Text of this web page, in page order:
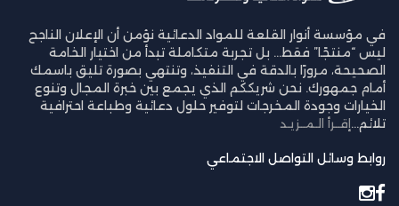
في مؤسسة أنوار القلعة للمواد الدعائية نؤمن أن الإعلان الناجح
ليس “منتجًا” فقط… بل تجربة متكاملة تبدأ من اختيار الخامة
الصحيحة، مرورًا بالدقة في التنفيذ، وتنتهي بصورة تليق باسمك
أمام جمهورك. نحن شريككم الذي يجمع بين خبرة المجال وتنوع
الخيارات وجودة المخرجات لتوفير حلول دعائية وطباعة احترافية
تلائم... إقــرأ الـمــزيـد
روابط وسائل التواصل الاجتماعي